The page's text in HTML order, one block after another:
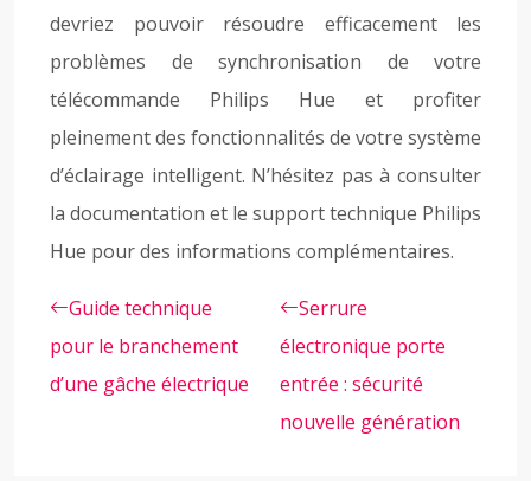
devriez pouvoir résoudre efficacement les
problèmes de synchronisation de votre
télécommande Philips Hue et profiter
pleinement des fonctionnalités de votre système
d’éclairage intelligent. N’hésitez pas à consulter
la documentation et le support technique Philips
Hue pour des informations complémentaires.
Guide technique
pour le branchement
d’une gâche électrique
Serrure
électronique porte
entrée : sécurité
nouvelle génération